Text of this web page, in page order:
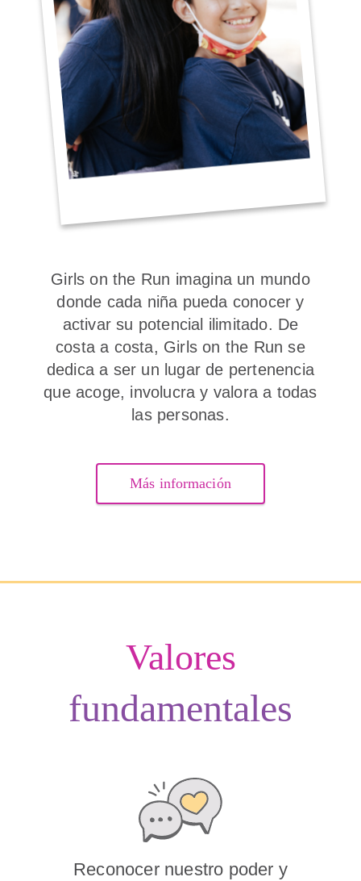
Girls on the Run imagina un mundo
donde cada niña pueda conocer y
activar su potencial ilimitado. De
costa a costa, Girls on the Run se
dedica a ser un lugar de pertenencia
que acoge, involucra y valora a todas
las personas.
Más información
Valores
fundamentales
Reconocer nuestro poder y